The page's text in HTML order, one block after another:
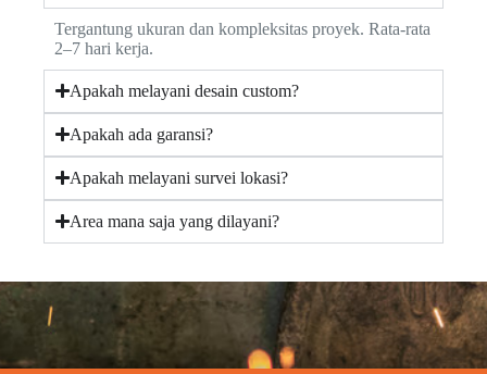
Tergantung ukuran dan kompleksitas proyek. Rata-rata
2–7 hari kerja.
Apakah melayani desain custom?
Apakah ada garansi?
Apakah melayani survei lokasi?
Area mana saja yang dilayani?